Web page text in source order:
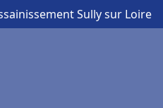
Sully sur Loire